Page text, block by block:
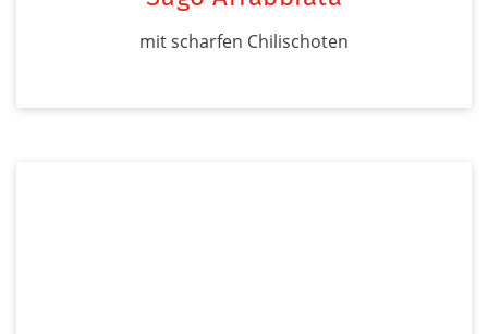
mit scharfen Chilischoten